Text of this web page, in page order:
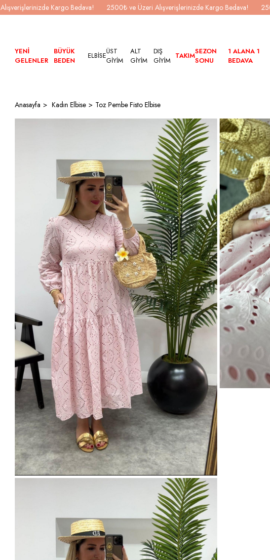
Kargo Bedava! 2500₺ ve Üzeri Alışverişlerinizde Kargo Bedava!
YENİ
GELENLER
BÜYÜK
BEDEN
ELBİSEÜST
GİYİM
ALT
GİYİM
DIŞ
GİYİM TAKIMSEZON
SONU
1 ALANA 1
BEDAVA
Anasayfa Kadın Elbise Toz Pembe Fisto Elbise